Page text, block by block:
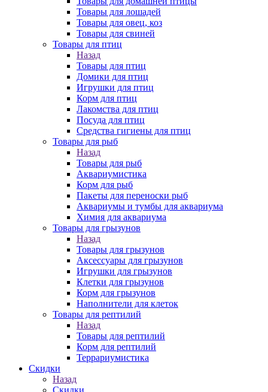
Товары для лошадей
Товары для овец, коз
Товары для свиней
Товары для птиц
Назад
Товары для птиц
Домики для птиц
Игрушки для птиц
Корм для птиц
Лакомства для птиц
Посуда для птиц
Средства гигиены для птиц
Товары для рыб
Назад
Товары для рыб
Аквариумистика
Корм для рыб
Пакеты для переноски рыб
Аквариумы и тумбы для аквариума
Химия для аквариума
Товары для грызунов
Назад
Товары для грызунов
Аксессуары для грызунов
Игрушки для грызунов
Клетки для грызунов
Корм для грызунов
Наполнители для клеток
Товары для рептилий
Назад
Товары для рептилий
Корм для рептилий
Террариумистика
Скидки
Назад
Скидки